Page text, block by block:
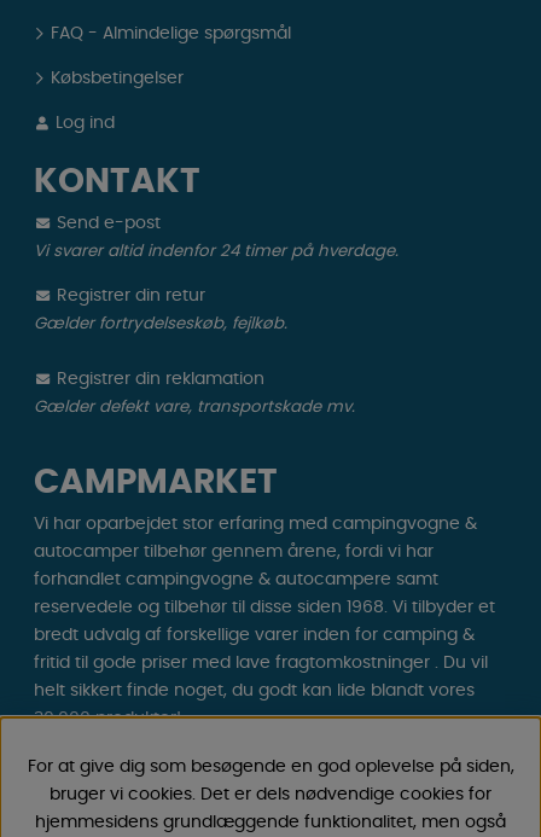
FAQ - Almindelige spørgsmål
Købsbetingelser
Log ind
KONTAKT
Send e-post
Vi svarer altid indenfor 24 timer på hverdage.
Registrer din retur
Gælder fortrydelseskøb, fejlkøb.
Registrer din reklamation
Gælder defekt vare, transportskade mv.
CAMPMARKET
Vi har oparbejdet stor erfaring med campingvogne &
autocamper tilbehør gennem årene, fordi vi har
forhandlet campingvogne & autocampere samt
reservedele og tilbehør til disse siden 1968. Vi tilbyder et
bredt udvalg af forskellige varer inden for camping &
fritid til gode priser med lave fragtomkostninger . Du vil
helt sikkert finde noget, du godt kan lide blandt vores
30.000 produkter!
Følg os på Facebook og Instagram for inspiration,
nyheder og eksklusive tilbud. Campinglivet begynder
hos os!
For at give dig som besøgende en god oplevelse på siden,
bruger vi cookies. Det er dels nødvendige cookies for
hjemmesidens grundlæggende funktionalitet, men også